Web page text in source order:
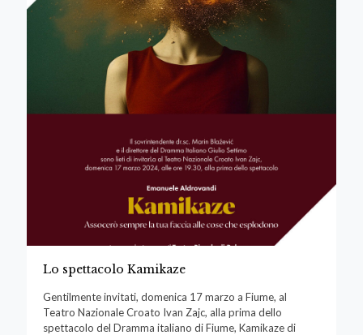
Lo spettacolo Kamikaze
Gentilmente invitati, domenica 17 marzo a Fiume, al
Teatro Nazionale Croato Ivan Zajc, alla prima dello
spettacolo del Dramma italiano di Fiume, Kamikaze di